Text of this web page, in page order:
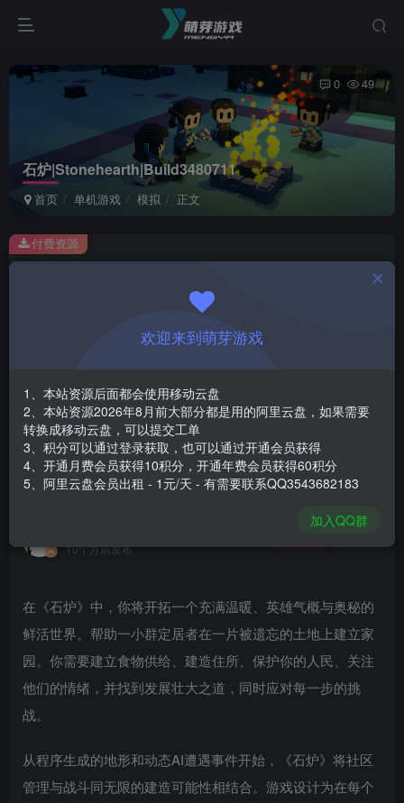
石炉|Stonehearth|Build3480711
首页 单机游戏 模拟 正文
0 49
此内容为付费资源，请付费后查看
￥1
免费
登录购买
安装包大小
游戏本体大小
1.64 GB
付费资源
10个月前发布
在《石炉》中，你将开拓一个充满温暖、英雄气概与奥秘的
鲜活世界。帮助一小群定居者在一片被遗忘的土地上建立家
园。你需要建立食物供给、建造住所、保护你的人民、关注
他们的情绪，并找到发展壮大之道，同时应对每一步的挑
战。
从程序生成的地形和动态AI遭遇事件开始，《石炉》将社区
管理与战斗同无限的建造可能性相结合。游戏设计为在每个
欢迎来到萌芽游戏
1、本站资源后面都会使用移动云盘
2、本站资源2026年8月前大部分都是用的阿里云盘，如果需要
转换成移动云盘，可以提交工单
3、积分可以通过登录获取，也可以通过开通会员获得
4、开通月费会员获得10积分，开通年费会员获得60积分
5、阿里云盘会员出租 - 1元/天 - 有需要联系QQ3543682183
加入QQ群